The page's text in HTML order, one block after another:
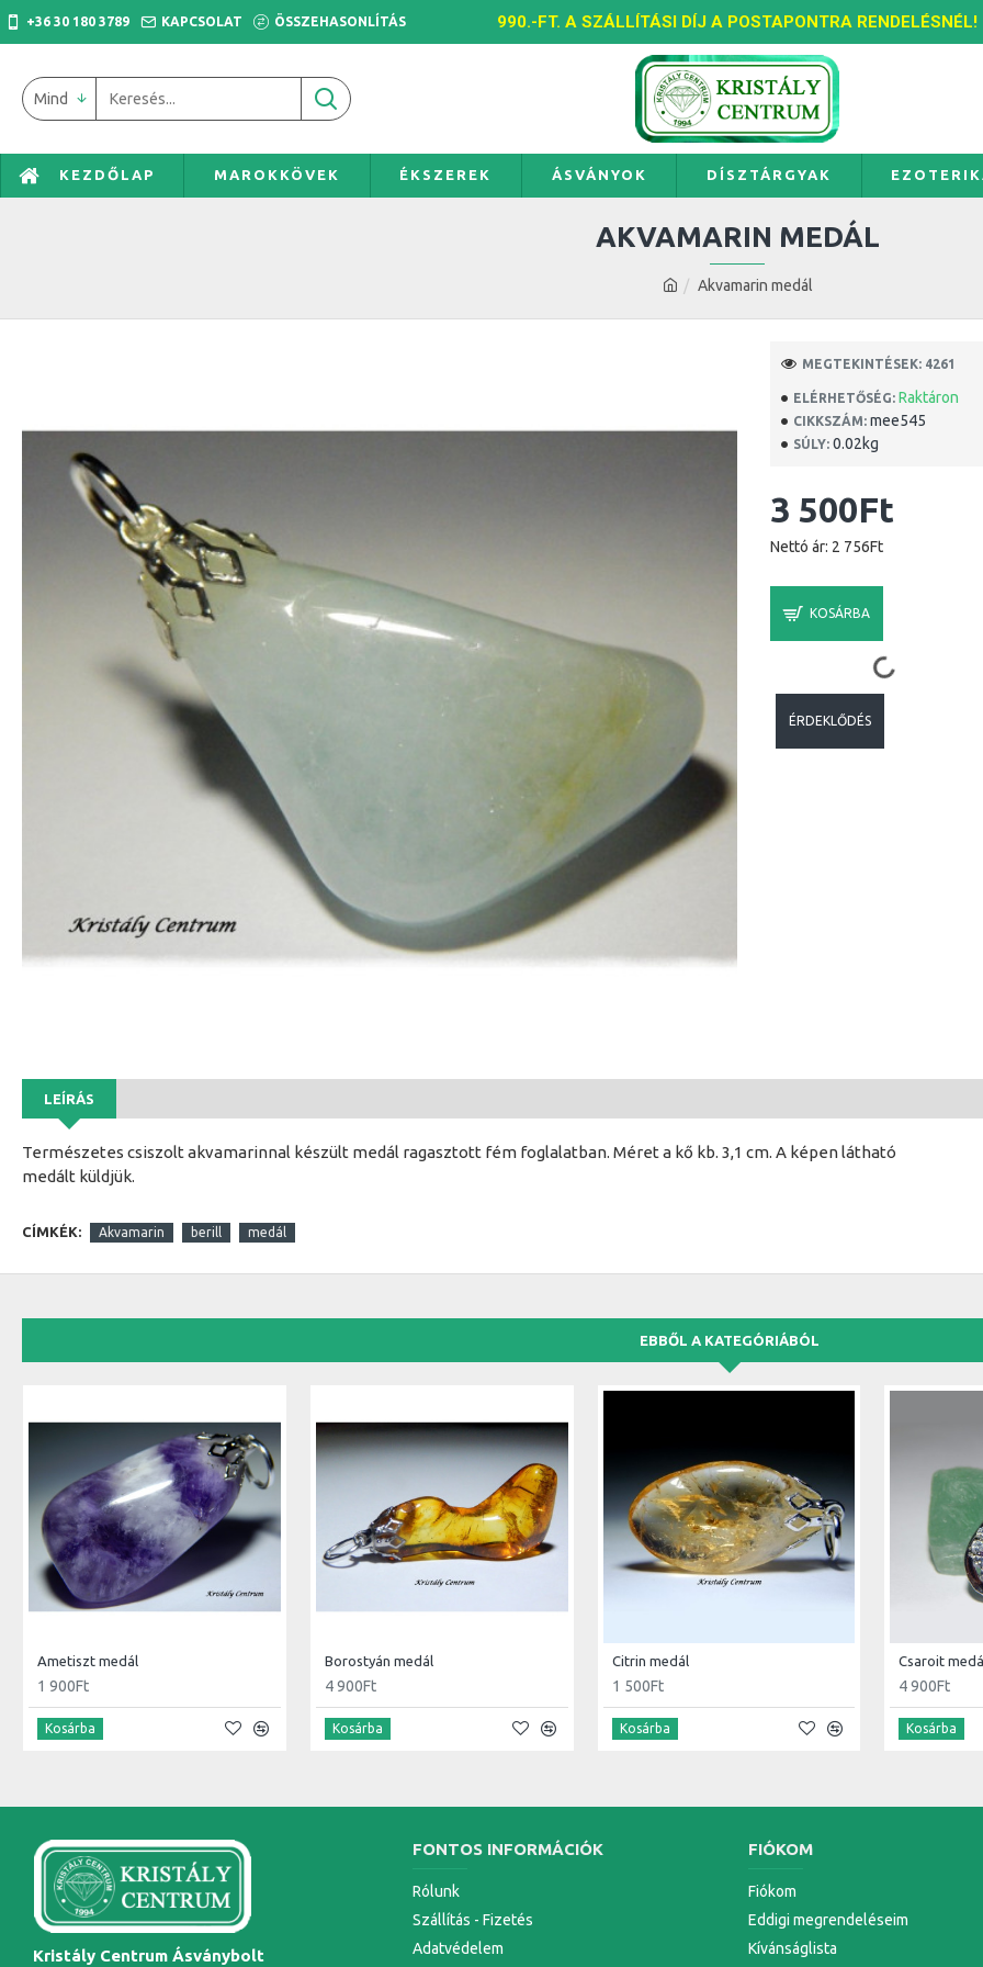
+36 30 180 3789 KAPCSOLAT ÖSSZEHASONLÍTÁS 990.-FT. A SZÁLLÍTÁSI DÍJ A POSTAPONTRA RENDELÉSNÉL!
Mind
KEZDŐLAP MAROKKÖVEK ÉKSZEREK ÁSVÁNYOK DÍSZTÁRGYAK
Akvamarin medál
AKVAMARIN MEDÁL
ELÉRHETŐSÉG: Raktáron
CIKKSZÁM: mee545
SÚLY: 0.02kg
MEGTEKINTÉSEK: 4261
3 500Ft
Nettó ár: 2 756Ft
KOSÁRBA
ÉRDEKLŐDÉS
LEÍRÁS
Természetes csiszolt akvamarinnal készült medál ragasztott fém foglalatban. Méret a kő kb. 3,1 cm. A képen látható
medált küldjük.
CÍMKÉK: Akvamarin berill medál
EBBŐL A KATEGÓRIÁBÓL
Ametiszt medál
1 900Ft
Kosárba
Borostyán medál
4 900Ft
Kosárba
Citrin medál
1 500Ft
Kosárba
Csaroit
4 900Ft
Kosárba
Kristály Centrum Ásványbolt
FONTOS INFORMÁCIÓK
Rólunk
Szállítás - Fizetés
Adatvédelem
FIÓKOM
Fiókom
Eddigi megrendeléseim
Kívánságlista